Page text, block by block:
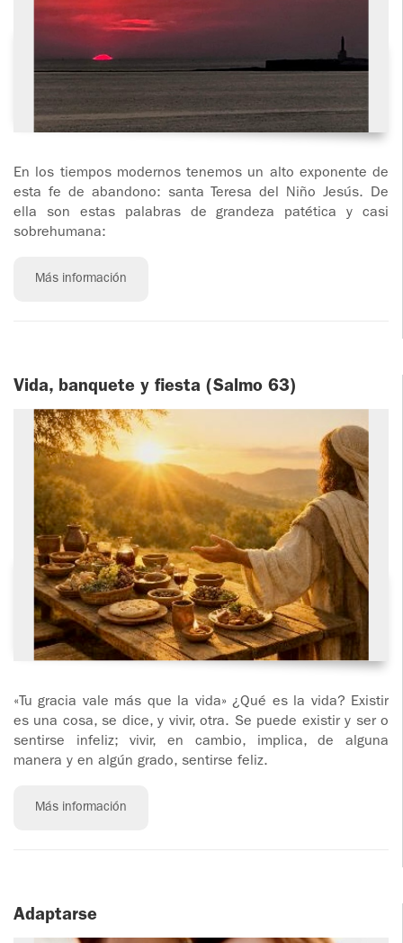
ADOLESCENTES
TOV NIÑOS
CURSO
MATRIMONIAL
ENCUENTRO DE
EXPERIENCIA DE
DIOS
JORNADAS DE
HOMENAJE
PADRE
LARRAÑAGA
PADRE
IGNACIO
LARRAÑAGA
En los tiempos modernos tenemos un alto exponente de
esta fe de abandono: santa Teresa del Niño Jesús. De
ella son estas palabras de grandeza patética y casi
sobrehumana:
Más información
Vida, banquete y fiesta (Salmo 63)
«Tu gracia vale más que la vida» ¿Qué es la vida? Existir
es una cosa, se dice, y vivir, otra. Se puede existir y ser o
sentirse infeliz; vivir, en cambio, implica, de alguna
manera y en algún grado, sentirse feliz.
Más información
Adaptarse